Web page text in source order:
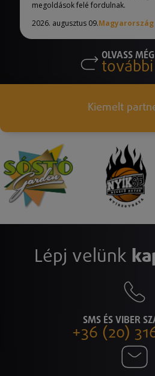
megoldások felé fordulnak.
2026. augusztus 09.Magyarország
OLVASS MÉG
Kiemelt
Lépj velünk
SMS ÉS VIBER
+36 (20)